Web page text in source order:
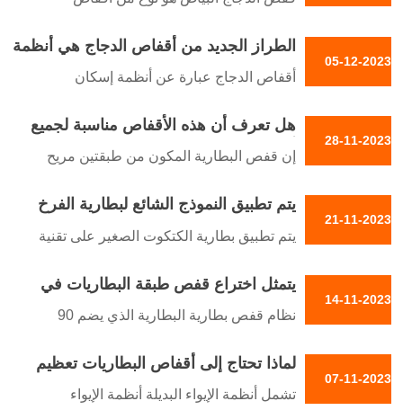
آليًا ونظام إزالة الروث آليًا وأنظمة تبريد وتهوية
البيض في أقفاص، وهو مناسب لمزارعي
الدواجن لتربية الدجاج وجمع البيض. عادةً ما
عبارة عن نظام أقفاص البطاريات لغرض
البيض
05-12-2023
الطراز الجديد من أقفاص الدجاج هي أنظمة
إسكان متخصصة مصممة لتربية الدواجن
أقفاص الدجاج عبارة عن أنظمة إسكان
الدجاج البياض، بطريقة منظمة وفعالة
28-11-2023
هل تعرف أن هذه الأقفاص مناسبة لجميع
أنواع الدجاج
إن قفص البطارية المكون من طبقتين مريح
القفص يجعل تربية الدجاج في الفناء الخلفي
سهلة ومريحة وفعالة. إنه مثالي للأشخاص
عندما يكون البيض مخصصًا للاستهلاك العائلي،
21-11-2023
يتم تطبيق النموذج الشائع لبطارية الفرخ
الصغير على تقنية الرش الكهروستاتيكي
المتقدمة
يتم تطبيق بطارية الكتكوت الصغير على تقنية
إصابة صغار الدجاج بسلك القفص
14-11-2023
يتمثل اختراع قفص طبقة البطاريات في
مزارع الدواجن في زيادة معدل إنتاج البيض
واللحوم
نظام قفص بطارية البطارية الذي يضم 90
أساسي للدجاج البياض
07-11-2023
لماذا تحتاج إلى أقفاص البطاريات تعظيم
الاستفادة من المساحة داخل بيوت الدواجن
من خلال تكديس طبقات متعددة من
تشمل أنظمة الإيواء البديلة أنظمة الإيواء